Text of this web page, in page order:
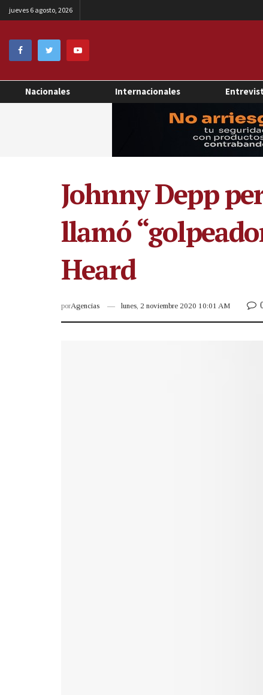
jueves 6 agosto, 2026
Nacionales Internacionales
Johnny Depp
llamó
Heard
porAgencias lunes, 2 noviembre 2020 10:01 AM